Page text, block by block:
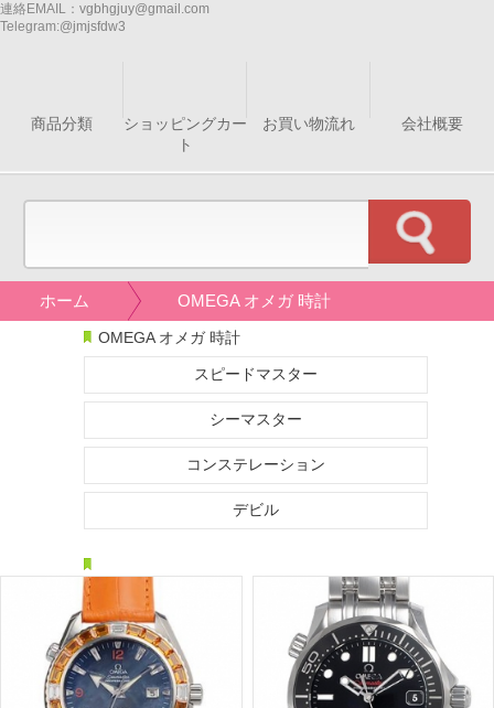
連絡EMAIL： vgbhgjuy@gmail.com
Telegram:@jmjsfdw3
商品分類
ショッピングカー
ト
お買い物流れ 会社概要
ホーム OMEGA オメガ 時計
OMEGA オメガ 時計
スピードマスター
シーマスター
コンステレーション
デビル